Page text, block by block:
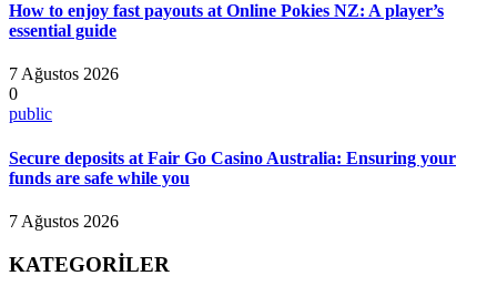
How to enjoy fast payouts at Online Pokies NZ: A player’s
essential guide
7 Ağustos 2026
0
public
Secure deposits at Fair Go Casino Australia: Ensuring your
funds are safe while you
7 Ağustos 2026
KATEGORİLER